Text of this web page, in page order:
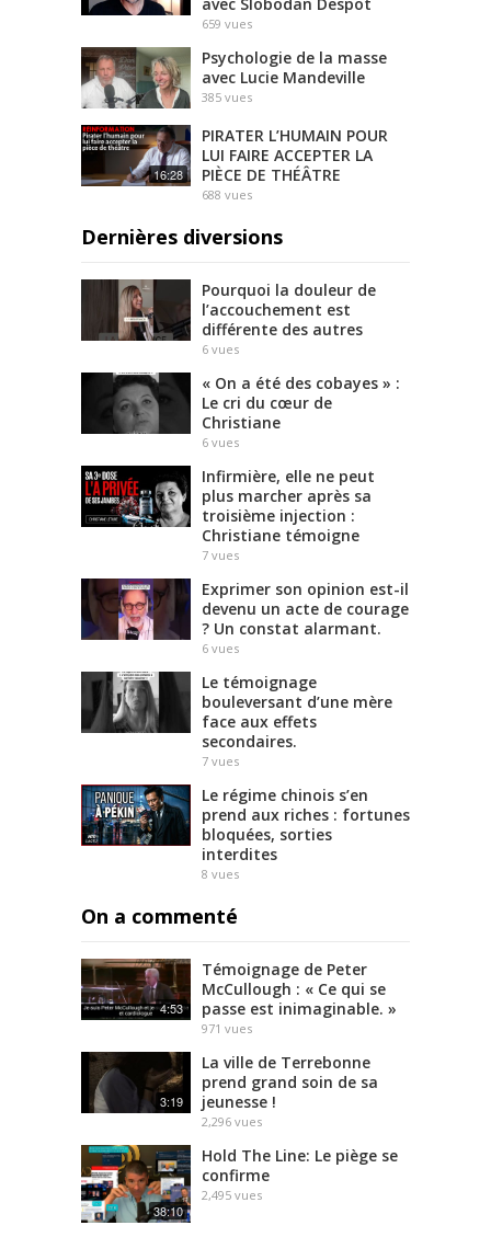
659 vues
Psychologie de la masse
avec Lucie Mandeville
385 vues
16:28
PIRATER L’HUMAIN POUR
LUI FAIRE ACCEPTER LA
PIÈCE DE THÉÂTRE
688 vues
Dernières diversions
Pourquoi la douleur de
l’accouchement est
différente des autres
6 vues
« On a été des cobayes » :
Le cri du cœur de
Christiane
6 vues
Infirmière, elle ne peut
plus marcher après sa
troisième injection :
Christiane témoigne
7 vues
Exprimer son opinion est-il
devenu un acte de courage
? Un constat alarmant.
6 vues
Le témoignage
bouleversant d’une mère
face aux effets
secondaires.
7 vues
Le régime chinois s’en
prend aux riches : fortunes
bloquées, sorties
interdites
8 vues
On a commenté
4:53
Témoignage de Peter
McCullough : « Ce qui se
passe est inimaginable. »
971 vues
3:19
La ville de Terrebonne
prend grand soin de sa
jeunesse !
2,296 vues
38:10
Hold The Line: Le piège se
confirme
2,495 vues